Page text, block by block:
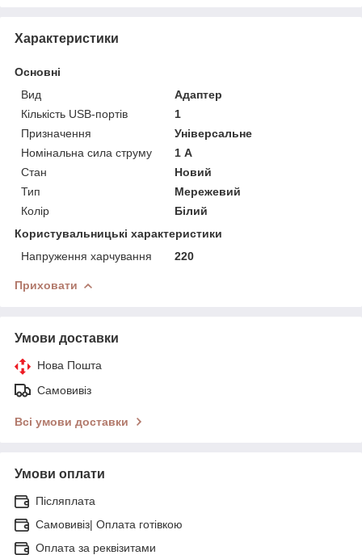
Характеристики
Основні
Вид
Адаптер
Кількість USB-портів
1
Призначення
Універсальне
Номінальна сила струму
1 А
Стан
Новий
Тип
Мережевий
Колір
Білий
Користувальницькі характеристики
Напруження харчування
220
Приховати
Умови доставки
Нова Пошта
Самовивіз
Всі умови доставки
Умови оплати
Післяплата
Самовивіз| Оплата готівкою
Оплата за реквізитами